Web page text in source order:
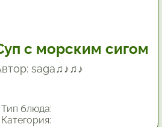
с морским сигом
saga♫♪♫♪
блюда: